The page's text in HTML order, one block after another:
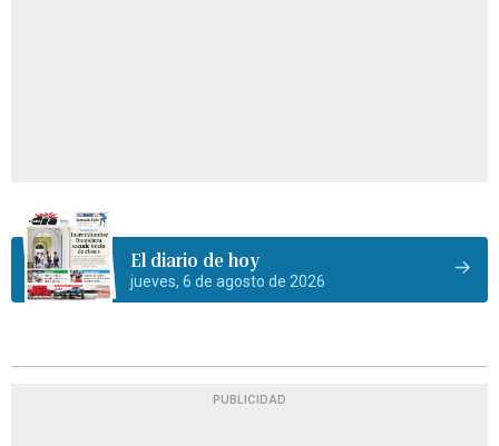
El diario de hoy
jueves, 6 de agosto de 2026
PUBLICIDAD